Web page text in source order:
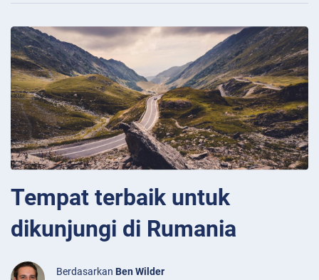
Tempat terbaik untuk
dikunjungi di Rumania
Berdasarkan Ben Wilder